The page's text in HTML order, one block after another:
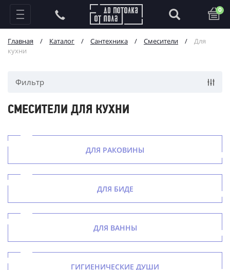
0
Главная / Каталог / Сантехника / Смесители /
Для
кухни
Фильтр
СМЕСИТЕЛИ ДЛЯ КУХНИ
ДЛЯ РАКОВИНЫ
ДЛЯ БИДЕ
ДЛЯ ВАННЫ
ГИГИЕНИЧЕСКИЕ ДУШИ